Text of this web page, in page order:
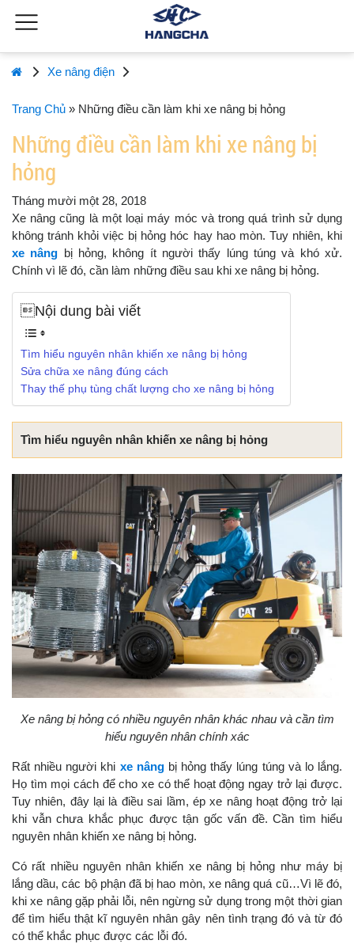
Xe nâng điện
Trang Chủ » Những điều cần làm khi xe nâng bị hỏng
Những điều cần làm khi xe nâng bị
hỏng
Tháng mười một 28, 2018
Xe nâng cũng là một loại máy móc và trong quá trình sử dụng
không tránh khỏi việc bị hỏng hóc hay hao mòn. Tuy nhiên, khi
xe nâng bị hỏng, không ít người thấy lúng túng và khó xử.
Chính vì lẽ đó, cần làm những điều sau khi xe nâng bị hỏng.
Nội dung bài viết
Tìm hiểu nguyên nhân khiến xe nâng bị hỏng
Sửa chữa xe nâng đúng cách
Thay thế phụ tùng chất lượng cho xe nâng bị hỏng
Tìm hiểu nguyên nhân khiến xe nâng bị hỏng
Xe nâng bị hỏng có nhiều nguyên nhân khác nhau và cần tìm
hiểu nguyên nhân chính xác
Rất nhiều người khi xe nângbị hỏng thấy lúng túng và lo lắng.
Họ tìm mọi cách để cho xe có thể hoạt động ngay trở lại được.
Tuy nhiên, đây lại là điều sai lầm, ép xe nâng hoạt động trở lại
khi vẫn chưa khắc phục được tận gốc vấn đề. Cần tìm hiểu
nguyên nhân khiến xe nâng bị hỏng.
Có rất nhiều nguyên nhân khiến xe nâng bị hỏng như máy bị
lắng dầu, các bộ phận đã bị hao mòn, xe nâng quá cũ…Vì lẽ đó,
khi xe nâng gặp phải lỗi, nên ngừng sử dụng trong một thời gian
để tìm hiểu thật kĩ nguyên nhân gây nên tình trạng đó và từ đó
có thể khắc phục được các lỗi đó.